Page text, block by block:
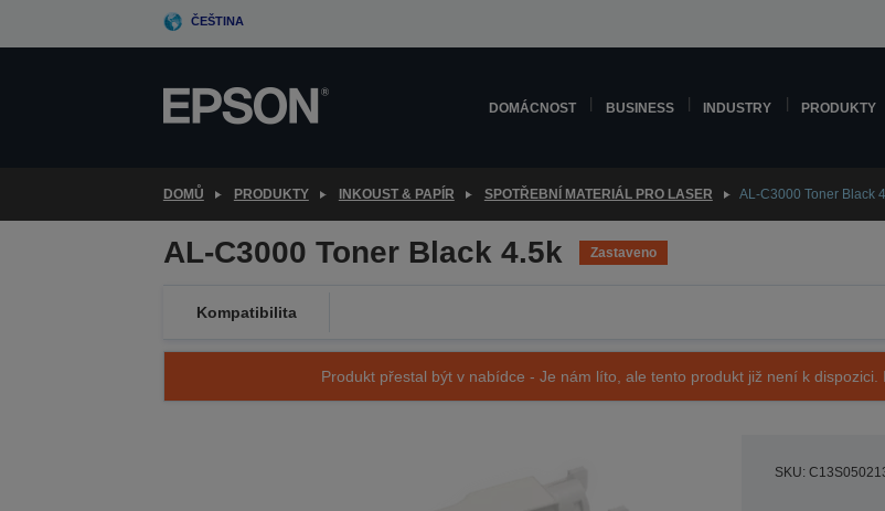
ČEŠTINA
DOMÁCNOST BUSINESS INDUSTRY PRODUKTY
DOMŮ PRODUKTY INKOUST & PAPÍR SPOTŘEBNÍ MATERIÁL PRO LASER AL-C3000 Toner Black
AL-C3000 Toner Black 4.5k Zastaveno
Kompatibilita
Produkt přestal být v nabídce - Je nám líto, ale tento produkt již není k
SKU: